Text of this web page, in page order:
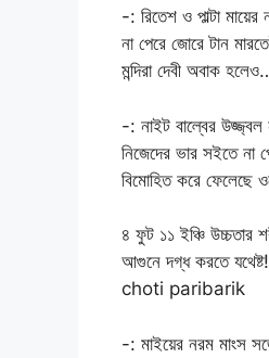
-: রিতেশ ও পাল্টা
না পেরে জোরে টান
মন্দিরা দেবী অবাক
-: নাইট বাল্বের উজ্জ্বল
নিজেদের ভার সইতে না
বিমোহিত করে ফেলেছে
৪ ফুট ১১ ইঞ্চি উচ্চতার
আগুনে দগ্ধ করতে
choti paribarik
-: মাইয়ের নরম মাংস